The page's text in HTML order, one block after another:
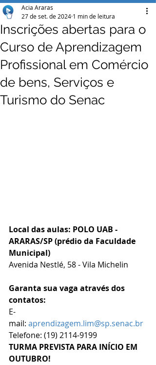
Inscrições abertas para o
Curso de Aprendizagem
Profissional em Comércio
de bens, Serviços e
Turismo do Senac
Acia Araras
27 de set. de 2024 1 min de leitura
Local das aulas: POLO UAB -
ARARAS/SP (prédio da Faculdade
Municipal)
Avenida Nestlé, 58 - Vila Michelin
Garanta sua vaga através dos
contatos:
E-
mail: aprendizagem.lim@sp.senac.br
Telefone: (19) 2114-9199
TURMA PREVISTA PARA INÍCIO EM
OUTUBRO!